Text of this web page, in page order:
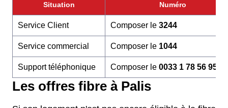
Situation Numéro
Service Client Composer le 3244
Service commercial Composer le 1044
Support téléphonique Composer le 0033 1 78 56 95 60
Les offres fibre à Palis